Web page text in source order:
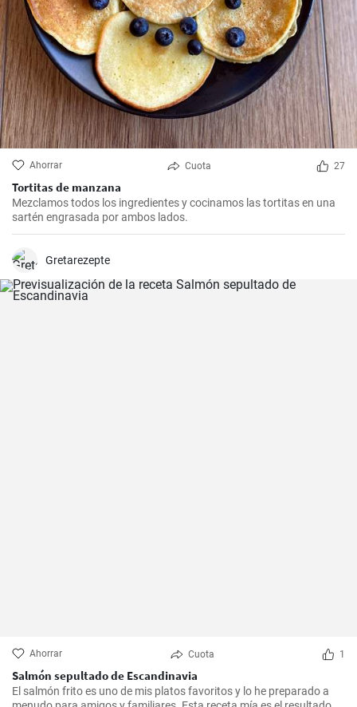
Ahorrar Cuota 27
Tortitas de manzana
Mezclamos todos los ingredientes y cocinamos las tortitas en una
sartén engrasada por ambos lados.
Gretarezepte
Ahorrar Cuota 1
Salmón sepultado de Escandinavia
El salmón frito es uno de mis platos favoritos y lo he preparado a